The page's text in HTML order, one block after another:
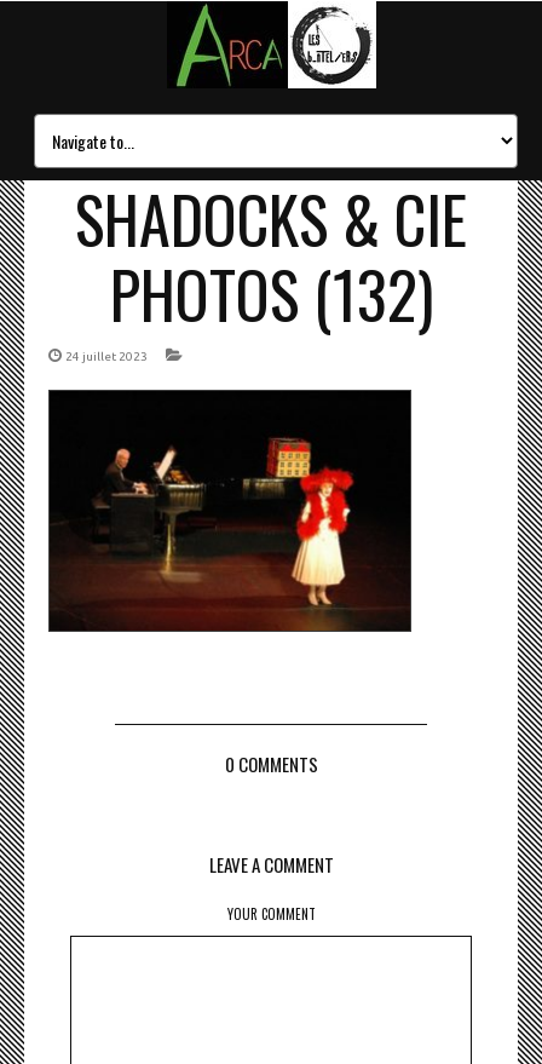
SHADOCKS & CIE
PHOTOS (132)
24 juillet 2023
0 COMMENTS
LEAVE A COMMENT
YOUR COMMENT